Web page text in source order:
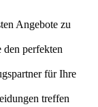
Angebote zu
den perfekten
für Ihre
treffen